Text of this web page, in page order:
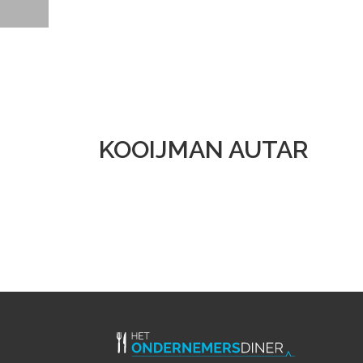
KOOIJMAN AUTAR